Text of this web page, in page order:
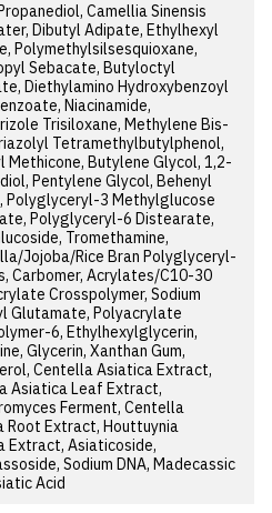
Camellia Sinensis
Dibutyl Adipate, Ethylhexyl
Polymethylsilsesquioxane,
Sebacate, Butyloctyl
Diethylamino Hydroxybenzoyl
Niacinamide,
Trisiloxane, Methylene Bis-
Tetramethylbutylphenol,
Methicone, Butylene Glycol, 1,2-
Pentylene Glycol, Behenyl
Polyglyceryl-3 Methylglucose
Polyglyceryl-6 Distearate,
Tromethamine,
Jojoba/Rice Bran Polyglyceryl-
Carbomer, Acrylates/C10-30
Crosspolymer, Sodium
Glutamate, Polyacrylate
6, Ethylhexylglycerin,
Glycerin, Xanthan Gum,
Centella Asiatica Extract,
Asiatica Leaf Extract,
Ferment, Centella
Root Extract, Houttuynia
Extract, Asiaticoside,
Sodium DNA, Madecassic
Acid